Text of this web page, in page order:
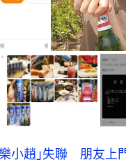
小趙｣失聯 朋友上